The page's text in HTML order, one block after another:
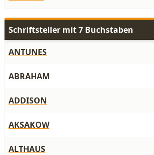
Schriftsteller mit 7 Buchstaben
ANTUNES
ABRAHAM
ADDISON
AKSAKOW
ALTHAUS